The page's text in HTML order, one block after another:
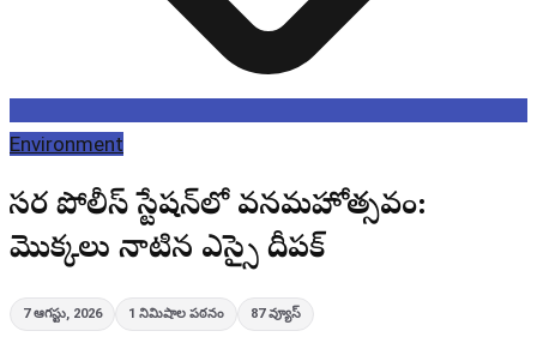
Environment
బాసర పోలీస్ స్టేషన్‌లో వనమహోత్సవం:
మొక్కలు నాటిన ఎస్సై దీపక్
7 ఆగస్టు, 2026 1 నిమిషాల పఠనం 87 వ్యూస్